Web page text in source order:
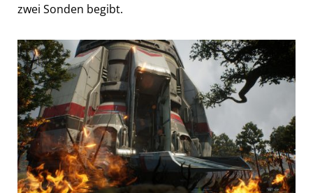
zwei Sonden begibt.